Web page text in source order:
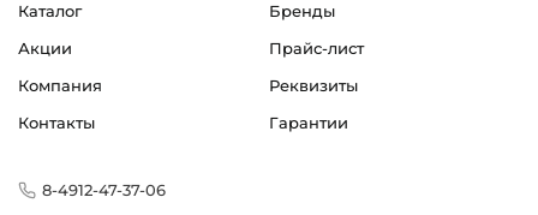
Каталог
Бренды
Акции
Прайс-лист
Компания
Реквизиты
Контакты
Гарантии
8-4912-47-37-06